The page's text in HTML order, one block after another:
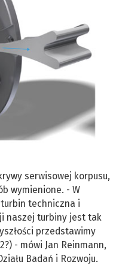
serwisowej korpusu,
wymienione. - W
techniczna i
naszej turbiny jest tak
przedstawimy
- mówi Jan Reinmann,
Badań i Rozwoju.